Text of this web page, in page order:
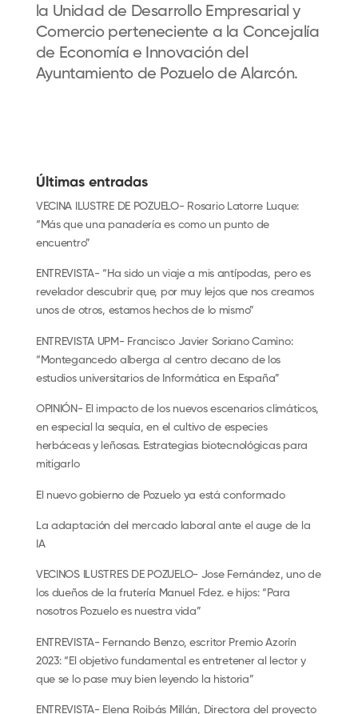
la Unidad de Desarrollo Empresarial y
Comercio perteneciente a la Concejalía
de Economía e Innovacióndel
Ayuntamiento de Pozuelo de Alarcón.
Últimas entradas
VECINA ILUSTRE DE POZUELO- Rosario Latorre Luque:
“Más que una panadería es como un punto de
encuentro”
ENTREVISTA- “Ha sido un viaje a mis antípodas, pero es
revelador descubrir que, por muy lejos que nos creamos
unos de otros, estamos hechos de lo mismo”
ENTREVISTA UPM- Francisco Javier Soriano Camino:
“Montegancedo alberga al centro decano de los
estudios universitarios de Informática en España”
OPINIÓN- El impacto de los nuevos escenarios climáticos,
en especial la sequía, en el cultivo de especies
herbáceas y leñosas. Estrategias biotecnológicas para
mitigarlo
El nuevo gobierno de Pozuelo ya está conformado
La adaptación del mercado laboral ante el auge de la
IA
VECINOS ILUSTRES DE POZUELO- Jose Fernández, uno de
los dueños de la frutería Manuel Fdez. e hijos: “Para
nosotros Pozuelo es nuestra vida”
ENTREVISTA- Fernando Benzo, escritor Premio Azorín
2023: “El objetivo fundamental es entretener al lector y
que se lo pase muy bien leyendo la historia”
ENTREVISTA- Elena Roibás Millán, Directora del proyecto